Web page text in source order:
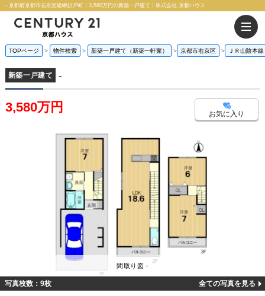
- 京都府京都市右京区嵯峨折戸町｜3,580万円の新築一戸建て｜株式会社 京都ハウス
TOPページ 物件検索 新築一戸建て（新築一軒家） 京都市右京区 ＪＲ山陰本線
新築一戸建て -
3,580万円 お気に入り
間取り図 -
写真枚数：9枚 全ての写真を見る